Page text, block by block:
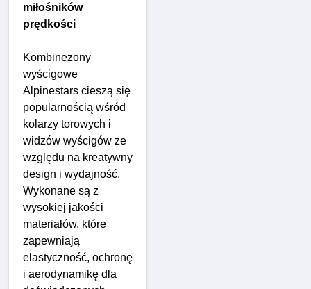
miłośników
prędkości
Kombinezony
wyścigowe
Alpinestars cieszą się
popularnością wśród
kolarzy torowych i
widzów wyścigów ze
względu na kreatywny
design i wydajność.
Wykonane są z
wysokiej jakości
materiałów, które
zapewniają
elastyczność, ochronę
i aerodynamikę dla